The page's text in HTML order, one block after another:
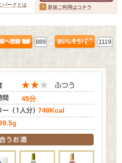
パークとは 新規ご利用はコチラ
889 1119
45分
740Kcal